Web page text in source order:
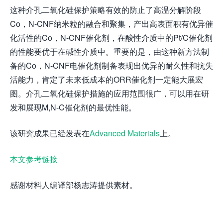
这种介孔二氧化硅保护策略有效的防止了高温分解阶段
Co，N-CNF纳米粒的融合和聚集，产出高表面积有优异催
化活性的Co，N-CNF催化剂，在酸性介质中的Pt/C催化剂
的性能要优于在碱性介质中。重要的是，由这种新方法制
备的Co，N-CNF电催化剂制备表现出优异的耐久性和抗失
活能力，肯定了未来低成本的ORR催化剂一定能大展宏
图。介孔二氧化硅保护措施的应用范围很广，可以用在研
发和展现M,N-C催化剂的最优性能。
该研究成果已经发表在Advanced Materials上。
本文参考链接
感谢材料人编译部杨志涛提供素材。